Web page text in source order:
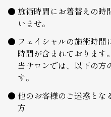
施術時間にお着替えの時
いませ。
フェイシャルの施術時
時間が含まれております。
当サロンでは、以下の方
す。
他のお客様のご迷惑とな
方